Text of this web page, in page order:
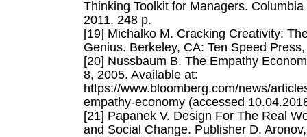
Thinking Toolkit for Managers.
2011. 248 p.
[19] Michalko M. Cracking Creativity:
Genius. Berkeley, CA: Ten Speed
[20] Nussbaum B. The Empathy
8, 2005. Available at:
https://www.bloomberg.com/news/
empathy-economy (accessed
[21] Papanek V. Design For The Real
and Social Change. Publisher D.